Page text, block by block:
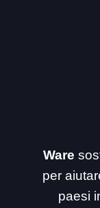
Ware
per
paesi